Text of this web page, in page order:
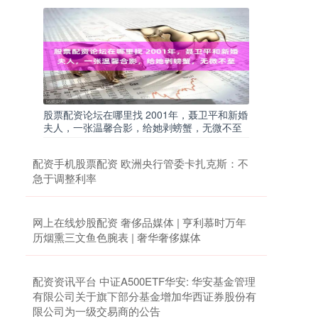
股票配资论坛在哪里找 2001年，聂卫平和新婚
夫人，一张温馨合影，给她剥螃蟹，无微不至
配资手机股票配资 欧洲央行管委卡扎克斯：不
急于调整利率
网上在线炒股配资 奢侈品媒体 | 亨利慕时万年
历烟熏三文鱼色腕表 | 奢华奢侈媒体
配资资讯平台 中证A500ETF华安: 华安基金管理
有限公司关于旗下部分基金增加华西证券股份有
限公司为一级交易商的公告